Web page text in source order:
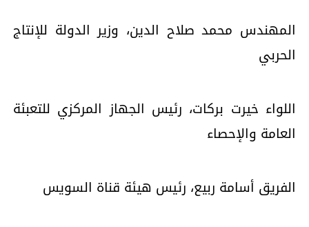
المهندس محمد صلاح الدين، وزير الدولة للإنتاج
الحربي
اللواء خيرت بركات، رئيس الجهاز المركزي للتعبئة
العامة والإحصاء
الفريق أسامة ربيع، رئيس هيئة قناة السويس